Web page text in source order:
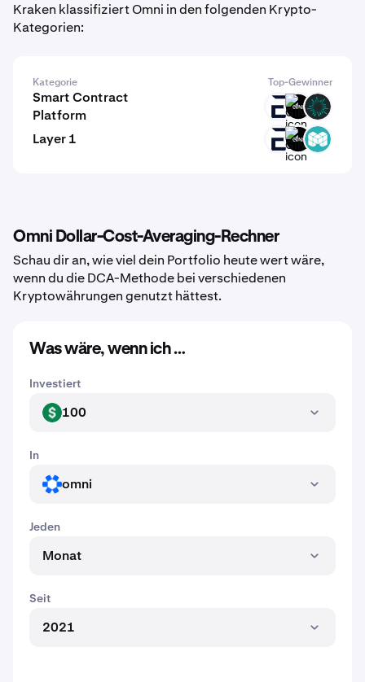
Kraken klassifiziert Omni in den folgenden Krypto-
Kategorien:
Kategorie Top-Gewinner
Smart Contract
Platform
EVR GINI BVM
Layer 1 EVR GINI MCH
Omni Dollar-Cost-Averaging-Rechner
Schau dir an, wie viel dein Portfolio heute wert wäre,
wenn du die DCA-Methode bei verschiedenen
Kryptowährungen genutzt hättest.
Was wäre, wenn ich …
Investiert
USD 100
In
OMNI omni
Jeden
Monat
Seit
2021